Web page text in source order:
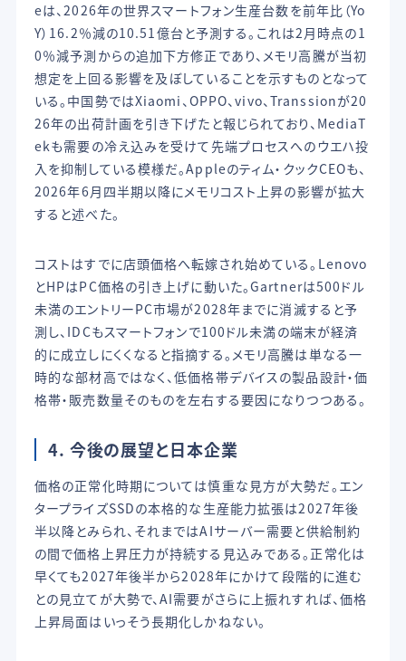
eは、2026年の世界スマートフォン生産台数を前年比（Yo
Y）16.2％減の10.51億台と予測する。これは2月時点の1
0％減予測からの追加下方修正であり、メモリ高騰が当初
想定を上回る影響を及ぼしていることを示すものとなって
いる。中国勢ではXiaomi、OPPO、vivo、Transsionが20
26年の出荷計画を引き下げたと報じられており、MediaT
ekも需要の冷え込みを受けて先端プロセスへのウエハ投
入を抑制している模様だ。Appleのティム・クックCEOも、
2026年6月四半期以降にメモリコスト上昇の影響が拡大
すると述べた。
コストはすでに店頭価格へ転嫁され始めている。Lenovo
とHPはPC価格の引き上げに動いた。Gartnerは500ドル
未満のエントリーPC市場が2028年までに消滅すると予
測し、IDCもスマートフォンで100ドル未満の端末が経済
的に成立しにくくなると指摘する。メモリ高騰は単なる一
時的な部材高ではなく、低価格帯デバイスの製品設計・価
格帯・販売数量そのものを左右する要因になりつつある。
4. 今後の展望と日本企業
価格の正常化時期については慎重な見方が大勢だ。エン
タープライズSSDの本格的な生産能力拡張は2027年後
半以降とみられ、それまではAIサーバー需要と供給制約
の間で価格上昇圧力が持続する見込みである。正常化は
早くても2027年後半から2028年にかけて段階的に進む
との見立てが大勢で、AI需要がさらに上振れすれば、価格
上昇局面はいっそう長期化しかねない。